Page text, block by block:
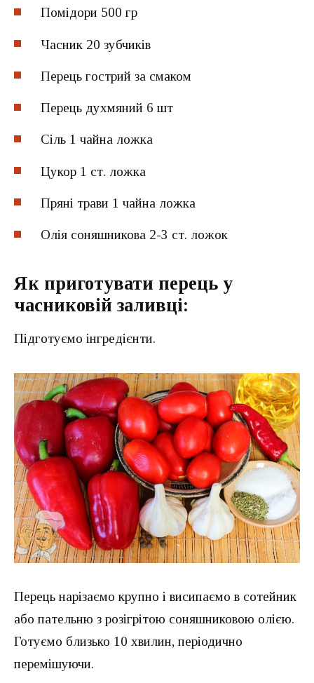
Помідори 500 гр
Часник 20 зубчиків
Перець гострий за смаком
Перець духмяний 6 шт
Сіль 1 чайна ложка
Цукор 1 ст. ложка
Пряні трави 1 чайна ложка
Олія соняшникова 2-3 ст. ложок
Як приготувати перець у
часниковій заливці:
Підготуємо інгредієнти.
Перець нарізаємо крупно і висипаємо в сотейник
або пательню з розігрітою соняшниковою олією.
Готуємо близько 10 хвилин, періодично
перемішуючи.